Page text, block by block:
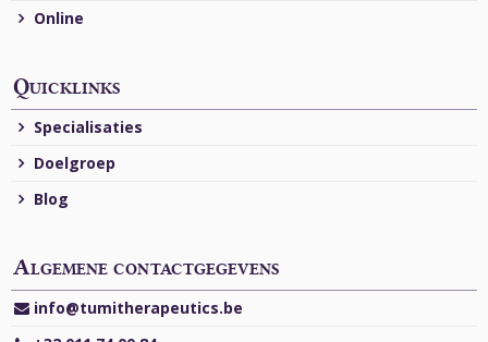
Online
Quicklinks
Specialisaties
Doelgroep
Blog
Algemene contactgegevens
info@tumitherapeutics.be